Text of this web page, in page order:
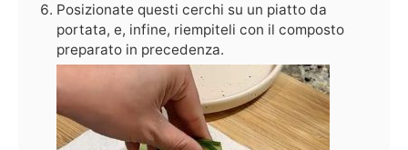
Posizionate questi cerchi su un piatto da
portata, e, infine, riempiteli con il composto
preparato in precedenza.